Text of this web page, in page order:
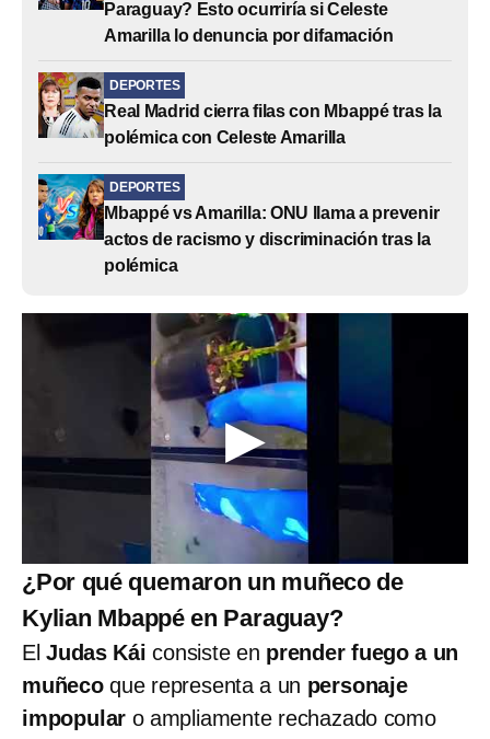
Paraguay? Esto ocurriría si Celeste
Amarilla lo denuncia por difamación
DEPORTES
Real Madrid cierra filas con Mbappé tras la
polémica con Celeste Amarilla
DEPORTES
Mbappé vs Amarilla: ONU llama a prevenir
actos de racismo y discriminación tras la
polémica
¿Por qué quemaron un muñeco de
Kylian Mbappé en Paraguay?
El Judas Kái consiste en prender fuego a un
muñecoque representa a un personaje
impopular o ampliamente rechazado como